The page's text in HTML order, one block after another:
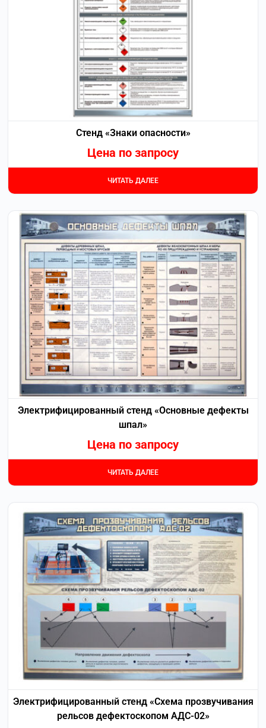
Стенд «Знаки опасности»
Цена по запросу
ЧИТАТЬ ДАЛЕЕ
Электрифицированный стенд «Основные дефекты
шпал»
Цена по запросу
ЧИТАТЬ ДАЛЕЕ
Электрифицированный стенд «Схема прозвучивания
рельсов дефектоскопом АДС-02»